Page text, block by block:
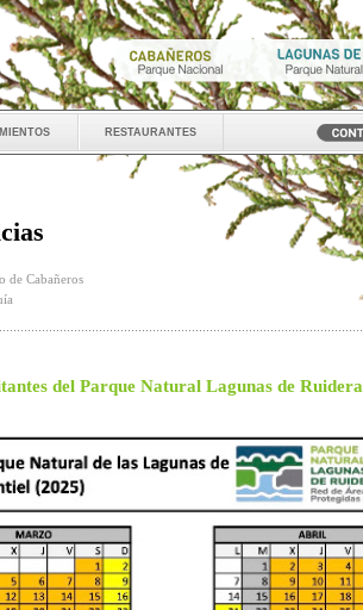
restaurantes
de Cabañeros
del Parque Natural Lagunas de Ruidera